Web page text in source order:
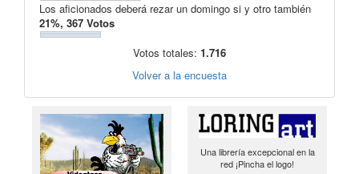
Los aficionados deberá rezar un domingo si y otro también
21%, 367 Votos
Votos totales: 1.716
Volver a la encuesta
Una librería excepcional en la
red ¡Pincha el logo!